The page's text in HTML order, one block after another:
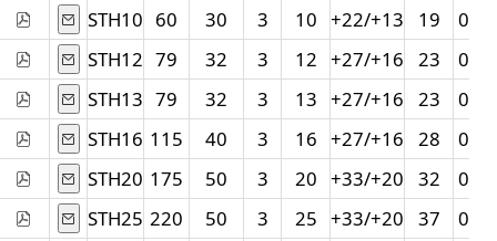
STH10 60 30 3 10 +22/+13 19
0/-
STH12 79 32 3 12 +27/+16 23
0/-
STH13 79 32 3 13 +27/+16 23
0/-
STH16 115 40 3 16 +27/+16 28
0/-
STH20 175 50 3 20 +33/+20 32
0/-
STH25 220 50 3 25 +33/+20 37
0/-